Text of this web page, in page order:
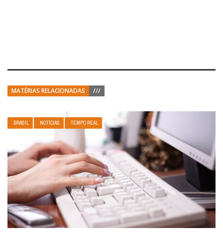
MATÉRIAS RELACIONADAS ///
BRASIL NOTÍCIAS TEMPO REAL